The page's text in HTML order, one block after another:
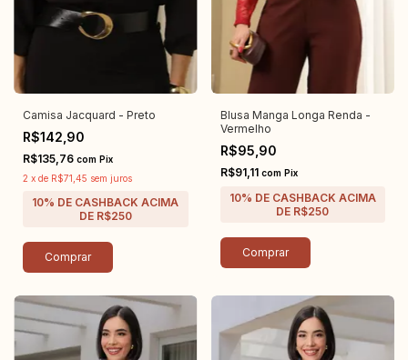
Camisa Jacquard - Preto
R$142,90
R$135,76 com Pix
2 x de R$71,45 sem juros
Comprar
Blusa Manga Longa Renda -
Vermelho
R$95,90
R$91,11 com Pix
Comprar